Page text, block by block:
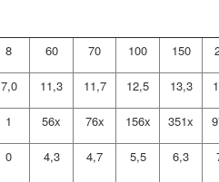
8 60 70 100 150
7,0 11,3 11,7 12,5 13,3
1 56x 76x 156x 351x
0 4,3 4,7 5,5 6,3